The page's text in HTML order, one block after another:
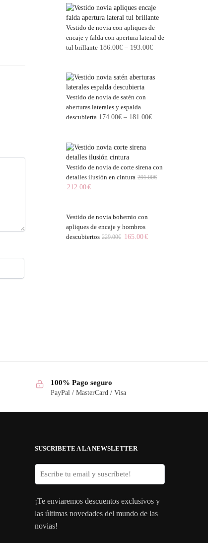
Vestido de novia con apliques de
encaje y falda con apertura lateral de
tul brillante 186.00€ – 193.00€
Vestido de novia de satén con
aberturas laterales y espalda
descubierta 174.00€ – 181.00€
Vestido de novia de corte sirena con
detalles ilusión en cintura 291.00€
212.00€
Vestido de novia bohemio con
apliques de encaje y hombros
descubiertos 229.00€ 165.00€
100% Pago seguro
PayPal / MasterCard / Visa
SUSCRIBETE A LA NEWSLETTER
¡Te enviaremos descuentos exclusivos y
las últimas novedades del mundo de las
novias!